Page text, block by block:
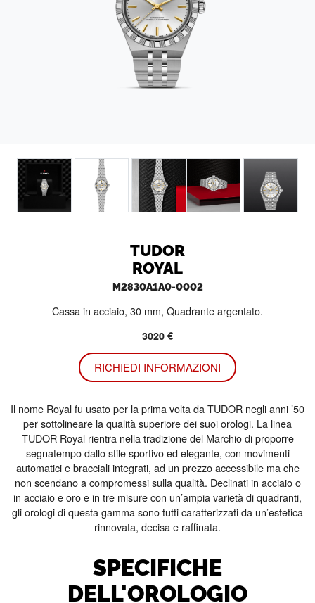
TUDOR
ROYAL
M2830A1A0-0002
Cassa in acciaio, 30 mm, Quadrante argentato.
3020 €
RICHIEDI INFORMAZIONI
Il nome Royal fu usato per la prima volta da TUDOR negli anni ’50
per sottolineare la qualità superiore dei suoi orologi. La linea
TUDOR Royal rientra nella tradizione del Marchio di proporre
segnatempo dallo stile sportivo ed elegante, con movimenti
automatici e bracciali integrati, ad un prezzo accessibile ma che
non scendano a compromessi sulla qualità. Declinati in acciaio o
in acciaio e oro e in tre misure con un’ampia varietà di quadranti,
gli orologi di questa gamma sono tutti caratterizzati da un’estetica
rinnovata, decisa e raffinata.
SPECIFICHE
DELL'OROLOGIO